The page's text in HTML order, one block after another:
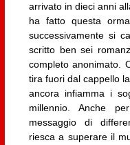
arrivato in dieci anni
ha fatto questa
successivamente si
scritto ben sei
completo anonimato.
tira fuori dal cappello
ancora infiamma i
millennio. Anche
messaggio di
riesca a superare il